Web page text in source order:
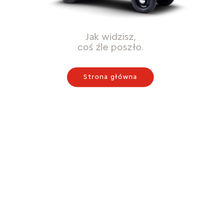
Jak widzisz,
coś źle poszło.
Strona główna